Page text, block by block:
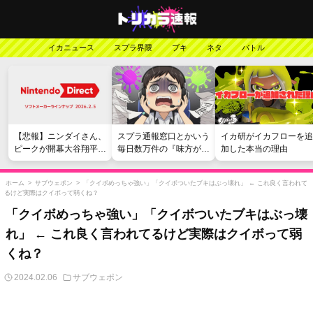
イカニュース スプラ界隈 ブキ ネタ バトル
【悲報】ニンダイさん、
ピークが開幕大谷翔平の
がっかりダイレクトだっ
たと言われてしまう
スプラ通報窓口とかいう
毎日数万件の『味方が弱
い』愚痴を読まされる苦
行
イカ研がイカフローを追
加した本当の理由
ホーム > サブウェポン >
「クイボめっちゃ強い」「クイボついたブキはぶっ壊れ」 ← これ良く言われて
るけど実際はクイボって弱くね？
「クイボめっちゃ強い」「クイボついたブキはぶっ壊
れ」 ← これ良く言われてるけど実際はクイボって弱
くね？
2024.02.06 サブウェポン